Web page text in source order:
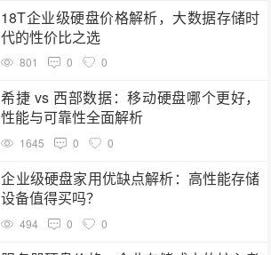
18T企业级硬盘价格解析，大数据存储时
代的性价比之选
801 0 0
希捷 vs 西部数据：移动硬盘哪个更好，
性能与可靠性全面解析
1645 0 0
企业级硬盘家用优缺点解析：高性能存储
设备值得买吗？
494 0 0